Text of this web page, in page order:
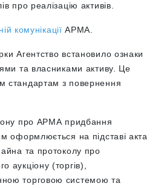
про реалізацію активів.
комунікації АРМА.
Агентство встановило ознаки
та власниками активу. Це
стандартам з повернення
про АРМА придбання
оформлюється на підставі акта
та протоколу про
аукціону (торгів),
торговою системою та